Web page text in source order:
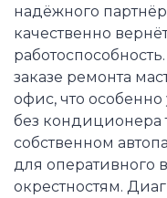
надёжного
качественно
заказе ремонта
офис, что особенно
без кондиционера
собственном
для оперативного
окрестностям.